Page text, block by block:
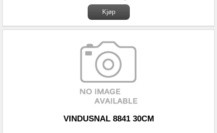
VINDUSNAL 8841 30CM